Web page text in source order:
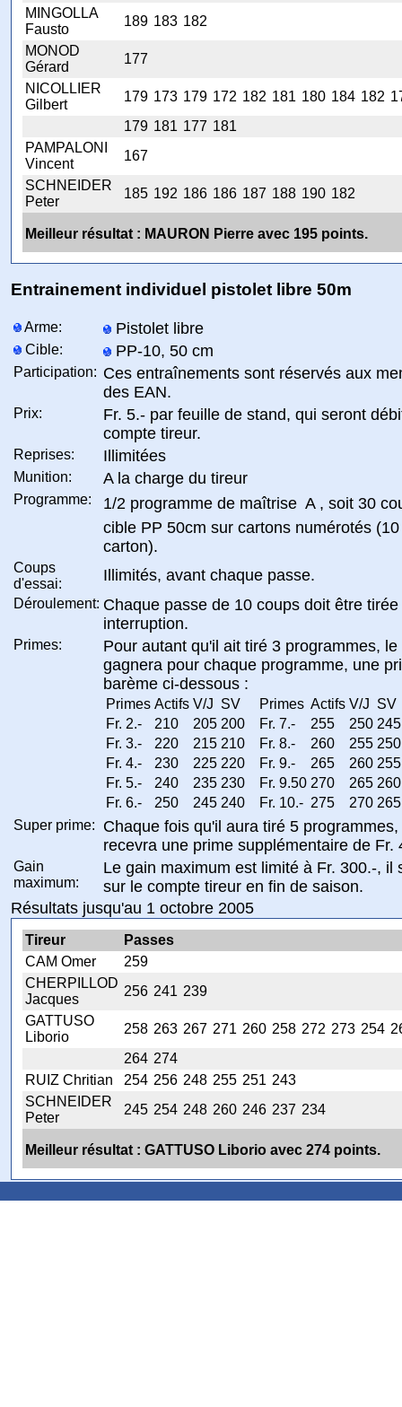
MINGOLLA
Fausto
189 183 182
MONOD
Gérard
177
NICOLLIER
Gilbert
179 173 179 172 182 181 180 184 182
179 181 177 181
PAMPALONI
Vincent
167
SCHNEIDER
Peter
185 192 186 186 187 188 190 182
Meilleur résultat : MAURON Pierre avec 195 points.
Entrainement individuel pistolet libre 50m
Arme: Pistolet libre
Cible: PP-10, 50 cm
Participation: Ces entraînements sont réservés aux
des EAN.
Prix:
Fr. 5.- par feuille de stand, qui seront
compte tireur.
Reprises: Illimitées
Munition: A la charge du tireur
Programme:
1/2 programme de maîtrise  A , soit 30
cible PP 50cm sur cartons numérotés
carton).
Coups
d'essai:
Illimités, avant chaque passe.
Déroulement: Chaque passe de 10 coups doit être
interruption.
Primes:
Pour autant qu'il ait tiré 3 programmes, le
gagnera pour chaque programme, une
barème ci-dessous :
Primes Actifs V/J SV Primes Actifs V/J SV
Fr. 2.-
210 205 200 Fr. 7.- 255 250 245
Fr. 3.-
220 215 210 Fr. 8.- 260 255 250
Fr. 4.-
230 225 220 Fr. 9.- 265 260 255
Fr. 5.-
240 235 230 Fr. 9.50 270 265 260
Fr. 6.-
250 245 240 Fr. 10.- 275 270 265
Super prime:
Chaque fois qu'il aura tiré 5
recevra une prime supplémentaire de Fr.
Gain
maximum:
Le gain maximum est limité à Fr. 300.-, il
sur le compte tireur en fin de saison.
Résultats jusqu'au 1 octobre 2005
Tireur
Passes
CAM Omer
259
CHERPILLOD
Jacques
256 241 239
GATTUSO
Liborio
258 263 267 271 260 258 272 273 254
264 274
RUIZ Chritian
254 256 248 255 251 243
SCHNEIDER
Peter
245 254 248 260 246 237 234
Meilleur résultat : GATTUSO Liborio avec 274 points.